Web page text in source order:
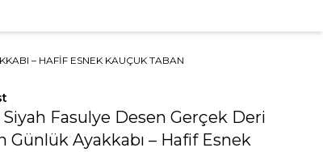
– HAFIF ESNEK KAUÇUK TABAN
Siyah Fasulye Desen Gerçek Deri
Günlük Ayakkabı – Hafif Esnek